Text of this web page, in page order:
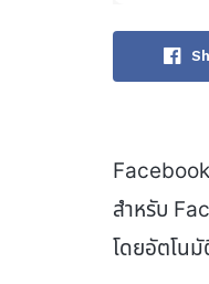
สำหรับ
โดยอัตโน